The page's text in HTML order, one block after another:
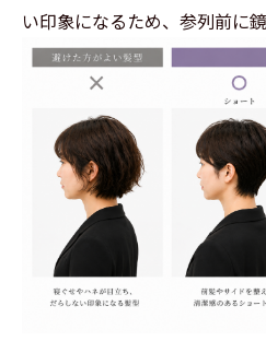
い印象になるため、参列前に